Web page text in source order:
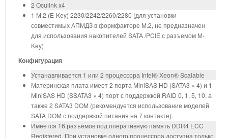
2 Oculink x4
1 M.2 (E-Key) 2230/2242/2260/2280 (для установки
совместимых АПМДЗ в формфакторе M.2, не предназначен
для использования накопителей SATA /PCIE с разъемом М-
Key)
Конфигурация
Устанавливается 1 или 2 процессора Intel® Xeon® Scalable
Материнская плата имеет 2 порта MiniSAS HD (SATA3 × 4) и 1
MiniSAS HD (SSATA3 × 4) порт с поддержкой RAID 0, 1, 5, 10, а
также 2 SATA3 DOM (рекомендуется использование моделей
SATA DOM с поддержкой питания на 7 контакте).
Имеется 16 разъёмов под оперативную память DDR4 ECC
Registered. При установке одного процессора доступна только